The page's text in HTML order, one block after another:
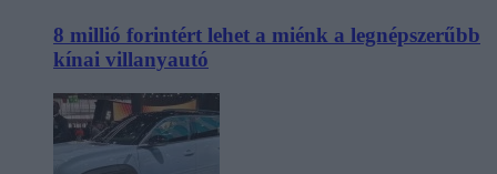
8 millió forintért lehet a miénk a legnépszerűbb
kínai villanyautó